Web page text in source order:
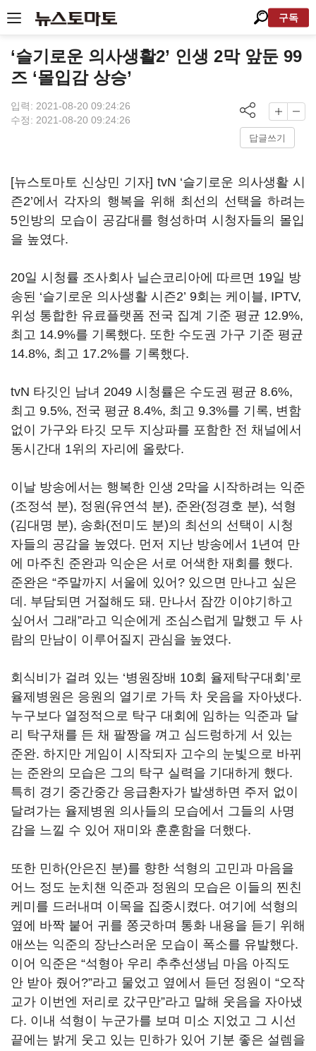
구독
‘슬기로운 의사생활2’ 인생 2막 앞둔 99
즈 ‘몰입감 상승’
입력: 2021-08-20 09:24:26
수정: 2021-08-20 09:24:26
답글쓰기
[뉴스토마토 신상민 기자] tvN ‘슬기로운 의사생활 시
즌2’에서 각자의 행복을 위해 최선의 선택을 하려는
5인방의 모습이 공감대를 형성하며 시청자들의 몰입
을 높였다.
20일 시청률 조사회사 닐슨코리아에 따르면 19일 방
송된 ‘슬기로운 의사생활 시즌2’ 9회는 케이블, IPTV,
위성 통합한 유료플랫폼 전국 집계 기준 평균 12.9%,
최고 14.9%를 기록했다. 또한 수도권 가구 기준 평균
14.8%, 최고 17.2%를 기록했다.
tvN 타깃인 남녀 2049 시청률은 수도권 평균 8.6%,
최고 9.5%, 전국 평균 8.4%, 최고 9.3%를 기록, 변함
없이 가구와 타깃 모두 지상파를 포함한 전 채널에서
동시간대 1위의 자리에 올랐다.
이날 방송에서는 행복한 인생 2막을 시작하려는 익준
(조정석 분), 정원 (유연석 분), 준완(정경호 분), 석형
(김대명 분), 송화(전미도 분)의 최선의 선택이 시청
자들의 공감을 높였다. 먼저 지난 방송에서 1년여 만
에 마주친 준완과 익순은 서로 어색한 재회를 했다.
준완은 “주말까지 서울에 있어 ? 있으면 만나고 싶은
데 . 부담되면 거절해도 돼 . 만나서 잠깐 이야기하고
싶어서 그래 ”라고 익순에게 조심스럽게 말했고 두 사
람의 만남이 이루어질지 관심을 높였다.
회식비가 걸려 있는 ‘병원장배 10회 율제탁구대회 ’로
율제병원은 응원의 열기로 가득 차 웃음을 자아냈다.
누구보다 열정적으로 탁구 대회에 임하는 익준과 달
리 탁구채를 든 채 팔짱을 껴고 심드렁하게 서 있는
준완. 하지만 게임이 시작되자 고수의 눈빛으로 바뀌
는 준완의 모습은 그의 탁구 실력을 기대하게 했다.
특히 경기 중간중간 응급환자가 발생하면 주저 없이
달려가는 율제병원 의사들의 모습에서 그들의 사명
감을 느낄 수 있어 재미와 훈훈함을 더했다.
또한 민하(안은진 분)를 향한 석형의 고민과 마음을
어느 정도 눈치챈 익준과 정원의 모습은 이들의 찐친
케미를 드러내며 이목을 집중시켰다. 여기에 석형의
옆에 바짝 붙어 귀를 쫑긋하며 통화 내용을 듣기 위해
애쓰는 익준의 장난스러운 모습이 폭소를 유발했다.
이어 익준은 “석형아 우리 추추선생님 마음 아직도
안 받아 줬어 ?”라고 물었고 옆에서 듣던 정원이 “오작
교가 이번엔 저리로 갔구만”라고 말해 웃음을 자아냈
다. 이내 석형이 누군가를 보며 미소 지었고 그 시선
끝에는 밝게 웃고 있는 민하가 있어 기분 좋은 설렘을